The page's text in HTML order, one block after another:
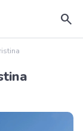
search